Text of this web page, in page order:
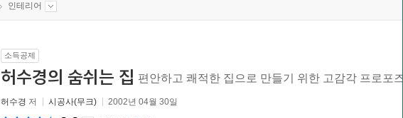
인테리어
소득공제
허수경의 숨쉬는 집 편안하고 쾌적한 집으로 만들기 위한 고감각 프로포즈
허수경 저 시공사(무크) 2002년 04월 30일